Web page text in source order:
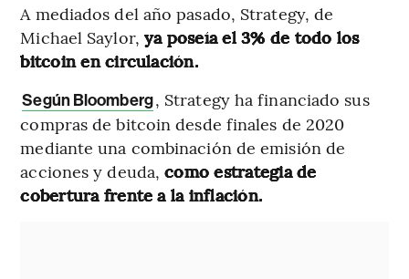
A mediados del año pasado, Strategy, de
Michael Saylor, ya poseía el 3% de todo los
bitcoin en circulación.
Según Bloomberg, Strategy ha financiado sus
compras de bitcoin desde finales de 2020
mediante una combinación de emisión de
acciones y deuda,como estrategia de
cobertura frente a la inflación.